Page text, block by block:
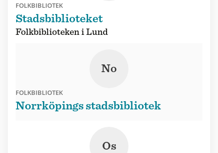
FOLKBIBLIOTEK
Stadsbiblioteket
Folkbiblioteken i Lund
No
FOLKBIBLIOTEK
Norrköpings stadsbibliotek
Os